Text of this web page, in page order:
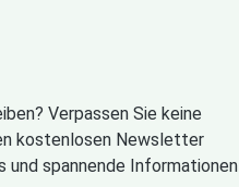
Verpassen Sie keine
kostenlosen Newsletter
und spannende Informationen